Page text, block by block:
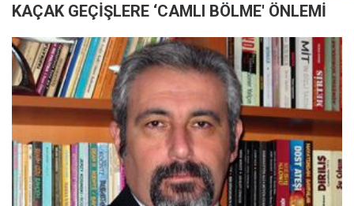
KAÇAK GEÇİŞLERE ‘CAMLI BÖLME' ÖNLEMİ